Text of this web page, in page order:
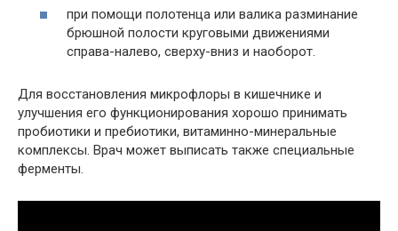
при помощи полотенца или валика разминание
брюшной полости круговыми движениями
справа-налево, сверху-вниз и наоборот.
Для восстановления микрофлоры в кишечнике и
улучшения его функционирования хорошо принимать
пробиотики и пребиотики, витаминно-минеральные
комплексы. Врач может выписать также специальные
ферменты.